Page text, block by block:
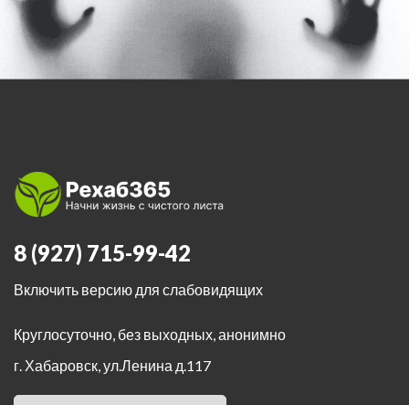
8 (927) 715-99-42
Включить версию для слабовидящих
Круглосуточно, без выходных, анонимно
г. Хабаровск,ул.Ленина д.117